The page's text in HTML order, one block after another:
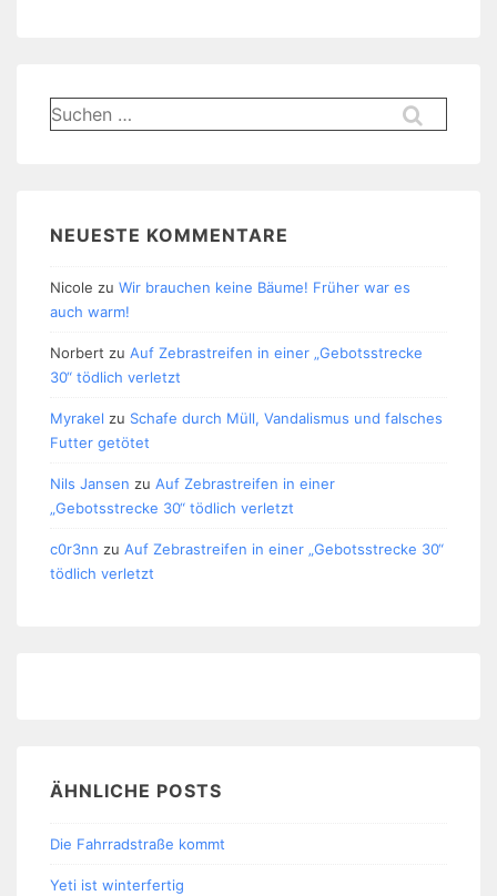
Suchen
nach:
NEUESTE KOMMENTARE
Nicole zu Wir brauchen keine Bäume! Früher war es
auch warm!
Norbert zu Auf Zebrastreifen in einer „Gebotsstrecke
30“ tödlich verletzt
Myrakel zu Schafe durch Müll, Vandalismus und falsches
Futter getötet
Nils Jansen zu Auf Zebrastreifen in einer
„Gebotsstrecke 30“ tödlich verletzt
c0r3nn zu Auf Zebrastreifen in einer „Gebotsstrecke 30“
tödlich verletzt
ÄHNLICHE POSTS
Die Fahrradstraße kommt
Yeti ist winterfertig